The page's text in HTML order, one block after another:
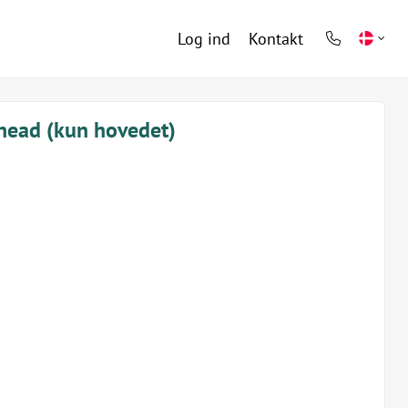
Log ind Kontakt
phone
(kun hovedet)